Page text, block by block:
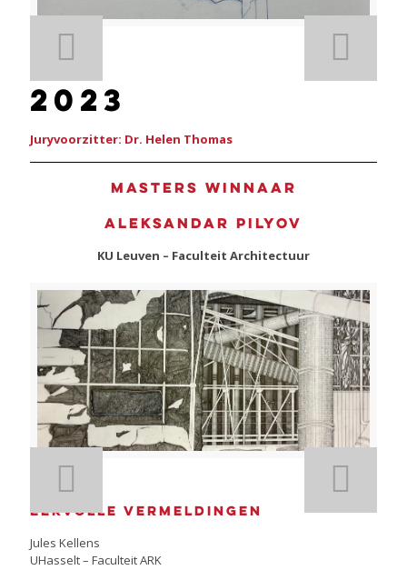
2023
Juryvoorzitter: Dr. Helen Thomas
Masters winnaar
Aleksandar Pilyov
KU Leuven – Faculteit Architectuur
Eervolle vermeldingen
Jules Kellens
UHasselt – Faculteit ARK